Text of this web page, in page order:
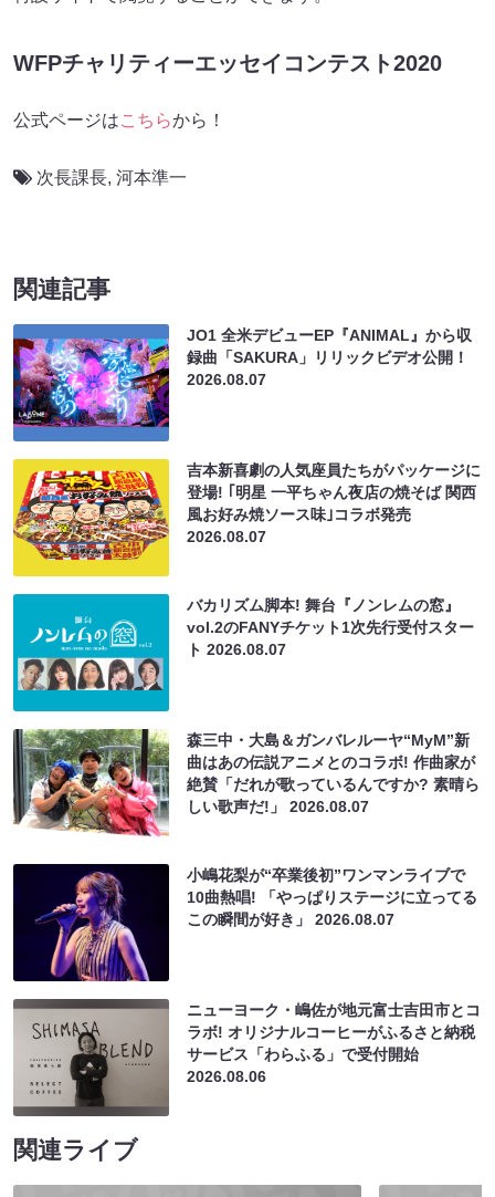
WFPチャリティーエッセイコンテスト2020
公式ページはこちらから！
次長課長, 河本準一
関連記事
JO1 全米デビューEP『ANIMAL』から収
録曲「SAKURA」リリックビデオ公開！
2026.08.07
吉本新喜劇の人気座員たちがパッケージに
登場! ｢明星 一平ちゃん夜店の焼そば 関西
風お好み焼ソース味｣コラボ発売
2026.08.07
バカリズム脚本! 舞台『ノンレムの窓』
vol.2のFANYチケット1次先行受付スター
ト2026.08.07
森三中・大島＆ガンバレルーヤ“MyM”新
曲はあの伝説アニメとのコラボ! 作曲家が
絶賛「だれが歌っているんですか? 素晴ら
しい歌声だ!」2026.08.07
小嶋花梨が“卒業後初”ワンマンライブで
10曲熱唱! 「やっぱりステージに立ってる
この瞬間が好き」2026.08.07
ニューヨーク・嶋佐が地元富士吉田市とコ
ラボ! オリジナルコーヒーがふるさと納税
サービス「わらふる」で受付開始
2026.08.06
関連ライブ